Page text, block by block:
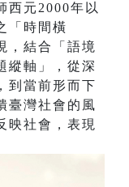
西元2000年以
「時間橫
，結合「語境
縱軸」，從深
到當前形而下
臺灣社會的風
映社會，表現